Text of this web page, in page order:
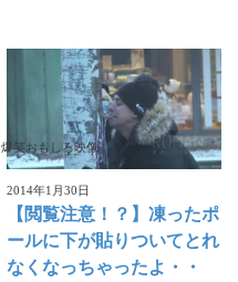
爆笑おもしろ映像
2014年1月30日
【閲覧注意！？】凍ったポ
ールに下が貼りついてとれ
なくなっちゃったよ・・